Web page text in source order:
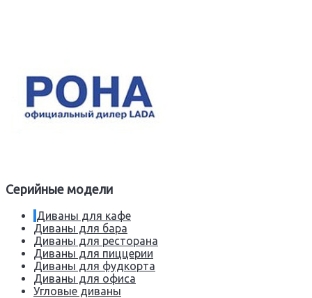
Серийные модели
Диваны для кафе
Диваны для бара
Диваны для ресторана
Диваны для пиццерии
Диваны для фудкорта
Диваны для офиса
Угловые диваны